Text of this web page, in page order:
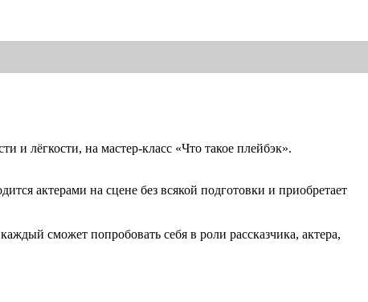
и лёгкости, на мастер-класс «Что такое плейбэк».
актерами на сцене без всякой подготовки и приобретает
сможет попробовать себя в роли рассказчика, актера,